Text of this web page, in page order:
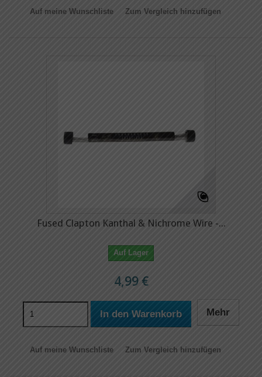
Auf meine Wunschliste Zum Vergleich hinzufügen
Fused Clapton Kanthal & Nichrome Wire -...
Auf Lager
4,99 €
In den Warenkorb Mehr
Auf meine Wunschliste Zum Vergleich hinzufügen